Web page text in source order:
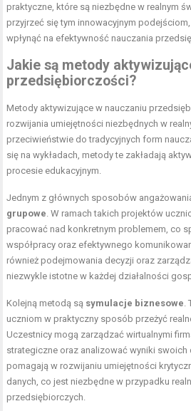
praktyczne, które są niezbędne w realnym
przyjrzeć się tym innowacyjnym
wpłynąć na efektywność nauczania
Jakie są metody
przedsiębiorczości?
Metody aktywizujące w nauczaniu
rozwijania umiejętności niezbędnych w
przeciwieństwie do tradycyjnych form
się na wykładach, metody te zakładają
procesie edukacyjnym.
Jednym z głównych sposobów
grupowe . W ramach takich projektów
pracować nad konkretnym problemem, co
współpracy oraz efektywnego
również podejmowania decyzji oraz
niezwykle istotne w każdej działalności
Kolejną metodą są symulacje biznesowe
uczniom w praktyczny sposób przeżyć
Uczestnicy mogą zarządzać wirtualnymi
strategiczne oraz analizować wyniki swoich
pomagają w rozwijaniu umiejętności
danych, co jest niezbędne w przypadku
przedsiębiorczych.